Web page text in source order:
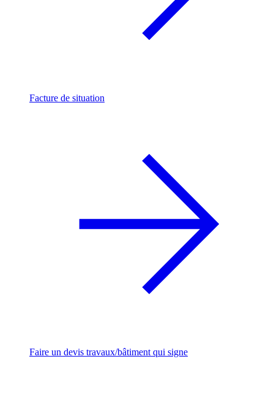
Facture de situation
Faire un devis travaux/bâtiment qui signe